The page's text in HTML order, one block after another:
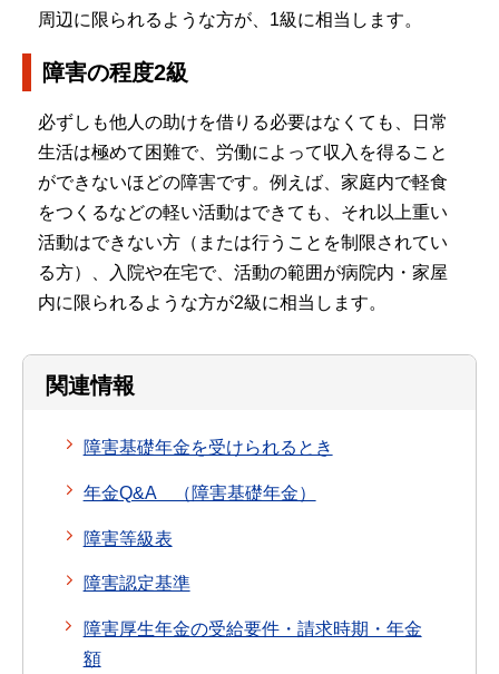
周辺に限られるような方が、1級に相当します。
障害の程度2級
必ずしも他人の助けを借りる必要はなくても、日常
生活は極めて困難で、労働によって収入を得ること
ができないほどの障害です。例えば、家庭内で軽食
をつくるなどの軽い活動はできても、それ以上重い
活動はできない方（または行うことを制限されてい
る方）、入院や在宅で、活動の範囲が病院内・家屋
内に限られるような方が2級に相当します。
関連情報
障害基礎年金を受けられるとき
年金Q&A （障害基礎年金）
障害等級表
障害認定基準
障害厚生年金の受給要件・請求時期・年金
額